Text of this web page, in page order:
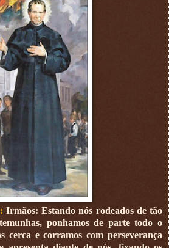
Irmãos: Estando nós rodeados de tão
ponhamos de parte todo o
cerca e corramos com perseverança